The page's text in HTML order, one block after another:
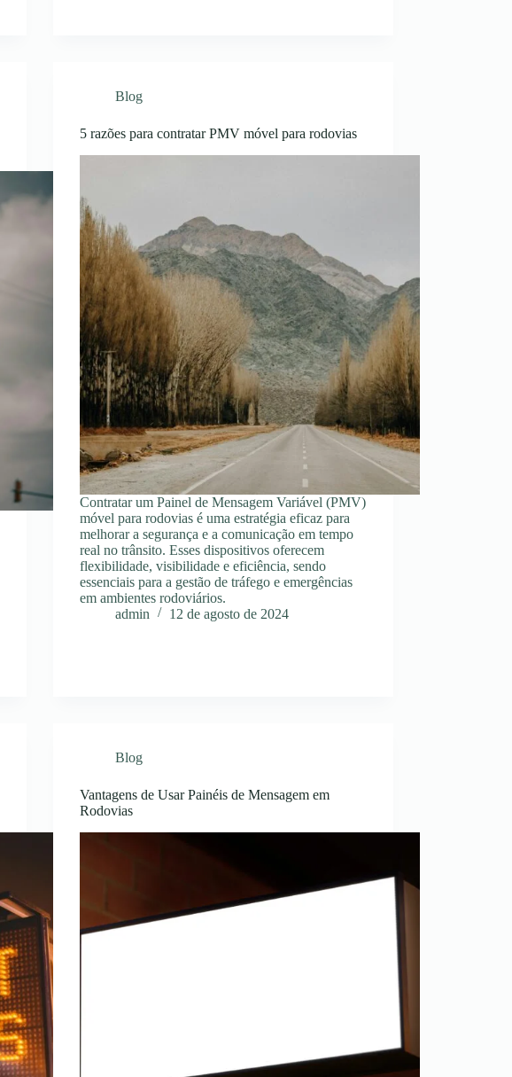
Blog
5 razões para contratar PMV móvel para rodovias
Contratar um Painel de Mensagem Variável (PMV)
móvel para rodovias é uma estratégia eficaz para
melhorar a segurança e a comunicação em tempo
real no trânsito. Esses dispositivos oferecem
flexibilidade, visibilidade e eficiência, sendo
essenciais para a gestão de tráfego e emergências
em ambientes rodoviários.
admin
12 de agosto de 2024
Blog
Vantagens de Usar Painéis de Mensagem em
Rodovias